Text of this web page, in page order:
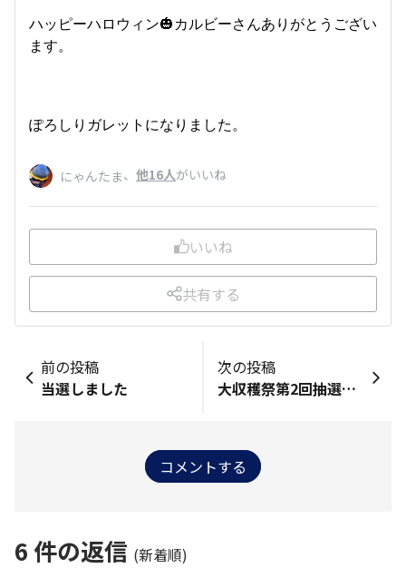
ハッピーハロウィン🎃カルビーさんありがとうござい
ます。
ぽろしりガレットになりました。
にゃんたま、 他16人がいいね
いいね
共有する
前の投稿
当選しました
次の投稿
大収穫祭第2回抽選届きました
コメントする
6 件の返信 (新着順)